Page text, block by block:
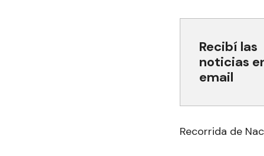
Recibí las
noticias
email
Recorrida de